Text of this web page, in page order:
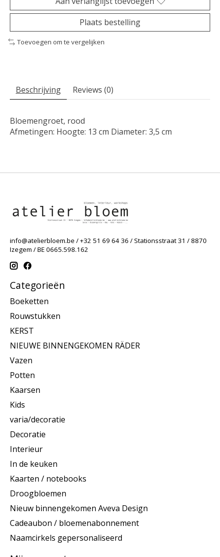
Plaats bestelling
Toevoegen om te vergelijken
Beschrijving Reviews (0)
Bloemengroet, rood
Afmetingen: Hoogte: 13 cm Diameter: 3,5 cm
info@atelierbloem.be / +32 51 69 64 36 / Stationsstraat 31 / 8870
Izegem / BE 0665.598.162
Categorieën
Boeketten
Rouwstukken
KERST
NIEUWE BINNENGEKOMEN RÄDER
Vazen
Potten
Kaarsen
Kids
varia/decoratie
Decoratie
Interieur
In de keuken
Kaarten / notebooks
Droogbloemen
Nieuw binnengekomen Aveva Design
Cadeaubon / bloemenabonnement
Naamcirkels gepersonaliseerd